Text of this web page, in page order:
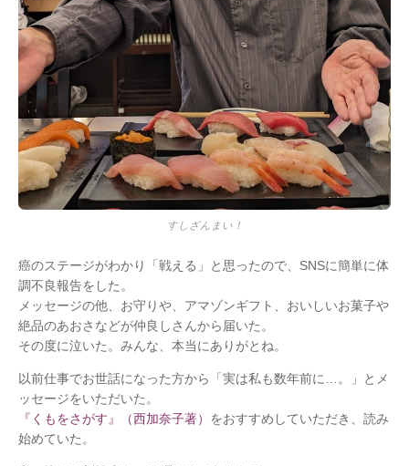
すしざんまい！
癌のステージがわかり「戦える」と思ったので、SNSに簡単に体
調不良報告をした。
メッセージの他、お守りや、アマゾンギフト、おいしいお菓子や
絶品のあおさなどが仲良しさんから届いた。
その度に泣いた。みんな、本当にありがとね。
以前仕事でお世話になった方から「実は私も数年前に…。」とメ
ッセージをいただいた。
『くもをさがす』（西加奈子著） をおすすめしていただき、読み
始めていた。